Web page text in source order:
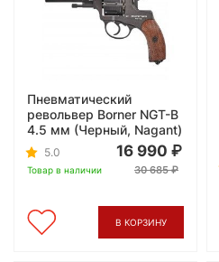
Пневматический
револьвер Borner NGT-B
4.5 мм (Черный, Nagant)
5.0
Товар в наличии
16 990
30 685
В КОРЗИНУ